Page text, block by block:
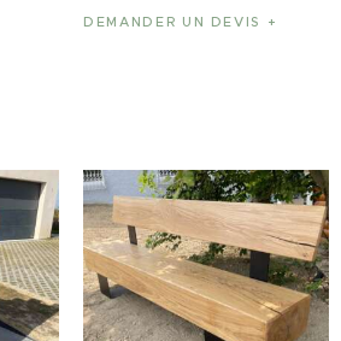
DEMANDER UN DEVIS